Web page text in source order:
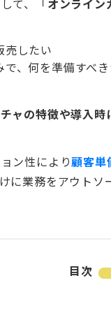
て、「 オンライン
売したい
、何を準備すべ
ャの特徴や導入時
ン性により顧客単
に業務をアウト
目次